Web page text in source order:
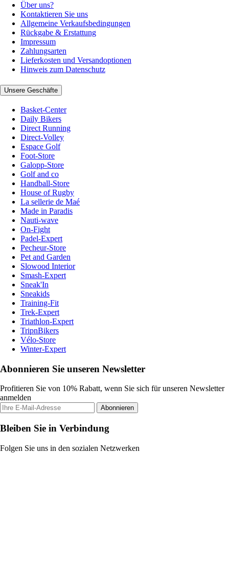
Über uns?
Kontaktieren Sie uns
Allgemeine Verkaufsbedingungen
Rückgabe & Erstattung
Impressum
Zahlungsarten
Lieferkosten und Versandoptionen
Hinweis zum Datenschutz
Unsere Geschäfte
Basket-Center
Daily Bikers
Direct Running
Direct-Volley
Espace Golf
Foot-Store
Galopp-Store
Golf and co
Handball-Store
House of Rugby
La sellerie de Maé
Made in Paradis
Nauti-wave
On-Fight
Padel-Expert
Pecheur-Store
Pet and Garden
Slowood Interior
Smash-Expert
Sneak'In
Sneakids
Training-Fit
Trek-Expert
Triathlon-Expert
TripnBikers
Vélo-Store
Winter-Expert
Abonnieren Sie unseren Newsletter
Profitieren Sie von 10% Rabatt, wenn Sie sich für unseren Newsletter
anmelden
Abonnieren
Bleiben Sie in Verbindung
Folgen Sie uns in den sozialen Netzwerken